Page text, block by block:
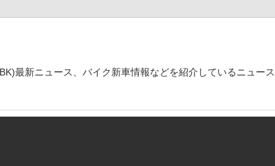
最新ニュース、バイク新車情報などを紹介しているニュース